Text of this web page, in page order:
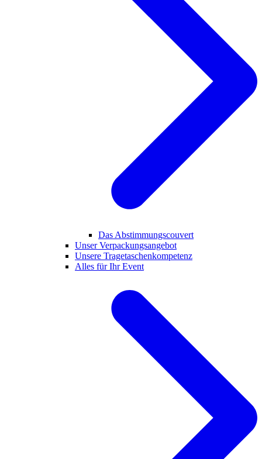
Das Abstimmungscouvert
Unser Verpackungsangebot
Unsere Tragetaschenkompetenz
Alles für Ihr Event